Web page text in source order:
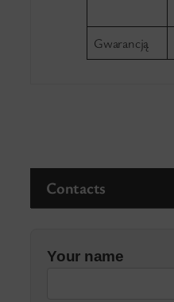
Gwarancją
Contacts
Your name